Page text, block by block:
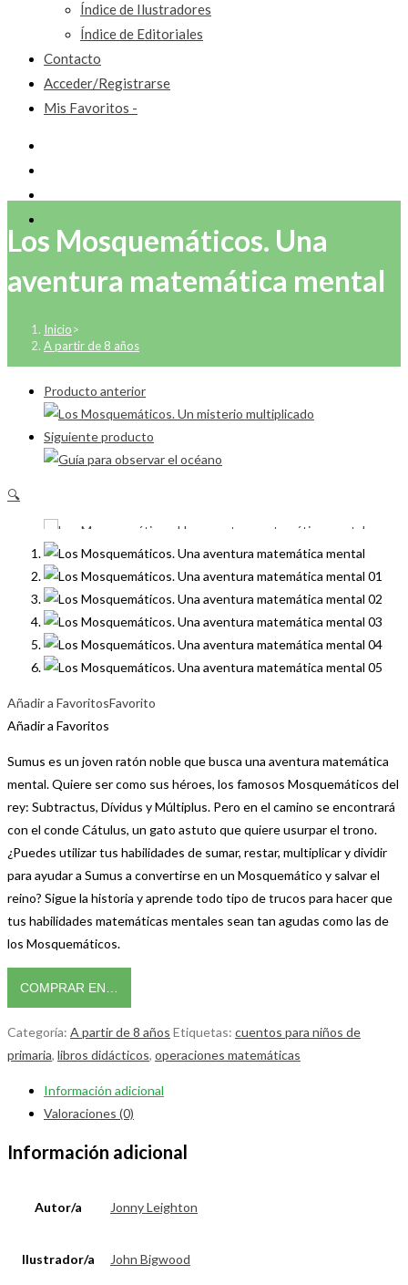
Índice de Ilustradores
Índice de Editoriales
Contacto
Acceder/Registrarse
Mis Favoritos -
Los Mosquemáticos. Una
aventura matemática mental
Inicio>
A partir de 8 años
Producto anterior
Siguiente producto
🔍
Añadir a FavoritosFavorito
Añadir a Favoritos
Sumus es un joven ratón noble que busca una aventura matemática
mental. Quiere ser como sus héroes, los famosos Mosquemáticos del
rey: Subtractus, Dívidus y Múltiplus. Pero en el camino se encontrará
con el conde Cátulus, un gato astuto que quiere usurpar el trono.
¿Puedes utilizar tus habilidades de sumar, restar, multiplicar y dividir
para ayudar a Sumus a convertirse en un Mosquemático y salvar el
reino? Sigue la historia y aprende todo tipo de trucos para hacer que
tus habilidades matemáticas mentales sean tan agudas como las de
los Mosquemáticos.
COMPRAR EN…
Categoría: A partir de 8 años Etiquetas: cuentos para niños de
primaria, libros didácticos, operaciones matemáticas
Información adicional
Valoraciones (0)
Información adicional
Autor/a Jonny Leighton
Ilustrador/a John Bigwood